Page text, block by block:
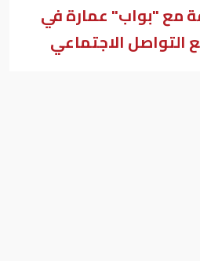
مع "بواب" عمارة في
التواصل الاجتماعي